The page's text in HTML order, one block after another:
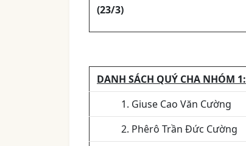
(23/3)
DANH SÁCH QUÝ CHA NHÓM 1:
1. Giuse Cao Văn Cường
2. Phêrô Trần Đức Cường